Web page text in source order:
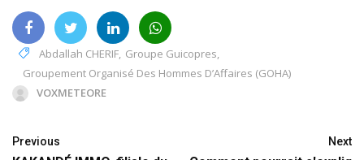
Abdallah CHERIF, Groupe Guicopres,
Groupement Organisé Des Hommes D’Affaires (GOHA)
VOXMETEORE
Previous Next